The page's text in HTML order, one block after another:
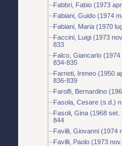
Fabbri, Fabio (1973
Fabiani, Guido (1974
Fabiani, Maria (1970
Faccini, Luigi (1973
833
Falco, Giancarlo (1974
834-835
Farneti, Ireneo (1950
836-839
Farolfi, Bernardino
Fasola, Cesare (s.d.)
Fasoli, Gina (1968
844
Favilli, Giovanni (1974
Favilli, Paolo (1973